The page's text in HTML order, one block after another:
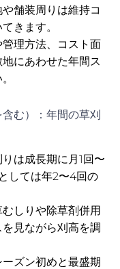
舗装周りは維持コ
きます。
理方法、コスト面
にあわせた年間ス
む）：年間の草刈
は成長期に月1回〜
しては年2〜4回の
しりや除草剤併用
見ながら刈高を調
ズン初めと最盛期